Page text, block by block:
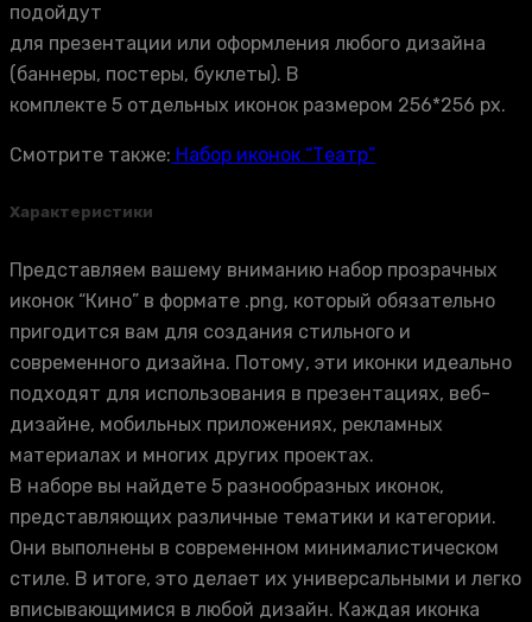
подойдут
для презентации или оформления любого дизайна
(баннеры, постеры, буклеты). В
комплекте 5 отдельных иконок размером 256*256 px.
Смотрите также: Набор иконок “Театр”
Характеристики
Представляем вашему вниманию набор прозрачных
иконок “Кино” в формате .png, который обязательно
пригодится вам для создания стильного и
современного дизайна. Потому, эти иконки идеально
подходят для использования в презентациях, веб-
дизайне, мобильных приложениях, рекламных
материалах и многих других проектах.
В наборе вы найдете 5 разнообразных иконок,
представляющих различные тематики и категории.
Они выполнены в современном минималистическом
стиле. В итоге, это делает их универсальными и легко
вписывающимися в любой дизайн. Каждая иконка